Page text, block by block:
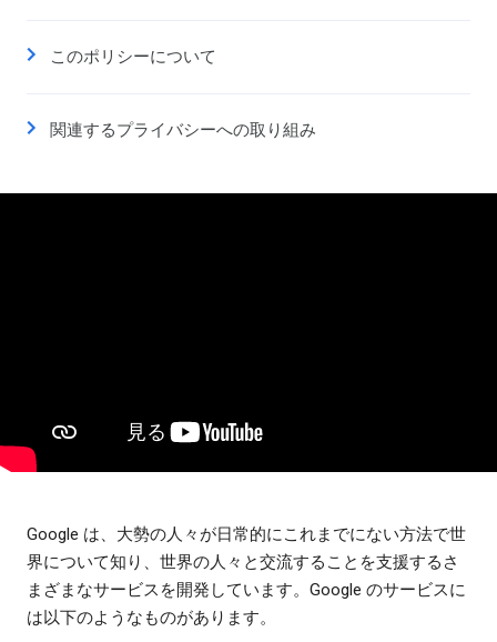
このポリシーについて
関連するプライバシーへの取り組み
Google は、大勢の人々が日常的にこれまでにない方法で世
界について知り、世界の人々と交流することを支援するさ
まざまなサービスを開発しています。Google のサービスに
は以下のようなものがあります。